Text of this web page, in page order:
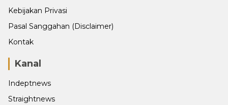
Kebijakan Privasi
Pasal Sanggahan (Disclaimer)
Kontak
Kanal
Indeptnews
Straightnews